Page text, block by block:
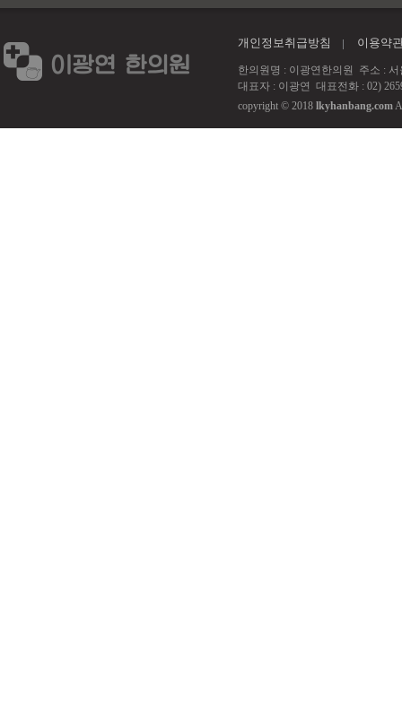
개인정보취급방침 이용약
한의원명 : 이광연한의원 주소 : 서
대표자 : 이광연 대표전화 : 02)
copyright © 2018 lkyhanbang.com